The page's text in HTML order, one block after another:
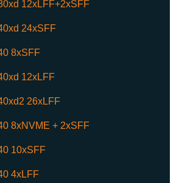
12xLFF+2xSFF
24xSFF
8xSFF
12xLFF
26xLFF
8xNVME + 2xSFF
10xSFF
4xLFF